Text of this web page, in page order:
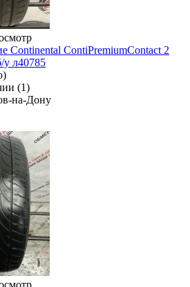
Continental ContiPremiumContact 2
у л40785
(1)
на-Дону